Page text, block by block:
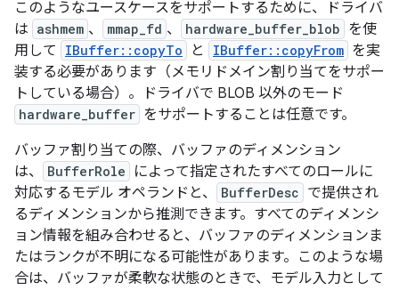
このようなユースケースをサポートするために、ドライバ
は ashmem 、 mmap_fd 、 hardware_buffer_blob を使
用して
IBuffer::copyTo と IBuffer::copyFrom を実
装する必要があります（メモリドメイン割り当てをサポー
トしている場合）。ドライバで BLOB 以外のモード
hardware_buffer をサポートすることは任意です。
バッファ割り当ての際、バッファのディメンション
は、
BufferRole
によって指定されたすべてのロールに
対応するモデル オペランドと、
BufferDesc で提供され
るディメンションから推測できます。すべてのディメンシ
ョン情報を組み合わせると、バッファのディメンションま
たはランクが不明になる可能性があります。このような場
合は、バッファが柔軟な状態のときで、モデル入力として